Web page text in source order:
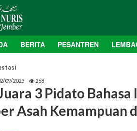
BERITA PESANTREN
09/2025 268
3 Pidato
Asah Kemampuan